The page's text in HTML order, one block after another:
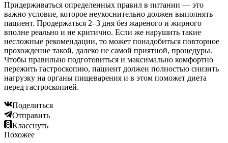
Придерживаться определенных правил в питании — это
важно условие, которое неукоснительно должен выполнять
пациент. Продержаться 2–3 дня без жареного и жирного
вполне реально и не критично. Если же нарушить такие
несложные рекомендации, то может понадобиться повторное
прохождение такой, далеко не самой приятной, процедуры.
Чтобы правильно подготовиться и максимально комфортно
пережить гастроскопию, пациент должен полностью снизить
нагрузку на органы пищеварения и в этом поможет диета
перед гастроскопией.
Поделиться
Отправить
Класснуть
Похожее